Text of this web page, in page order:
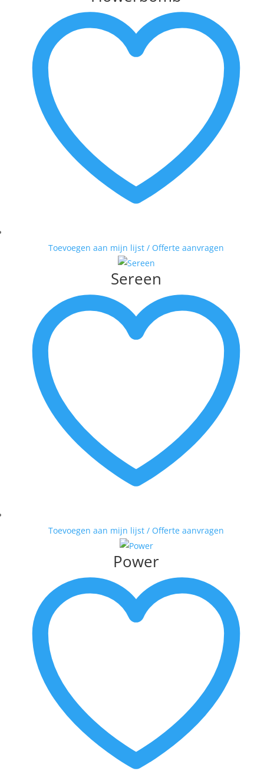
Toevoegen aan mijn lijst / Offerte aanvragen
Sereen
Toevoegen aan mijn lijst / Offerte aanvragen
Power